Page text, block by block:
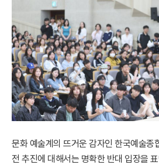
문화 예술계의 뜨거운 감자인 한국예술종
전 추진에 대해서는 명확한 반대 입장을